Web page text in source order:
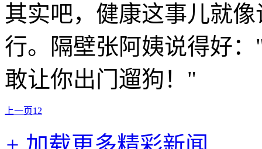
其实吧，健康这事儿就
行。隔壁张阿姨说得好
敢让你出门遛狗！"
上一页1 2